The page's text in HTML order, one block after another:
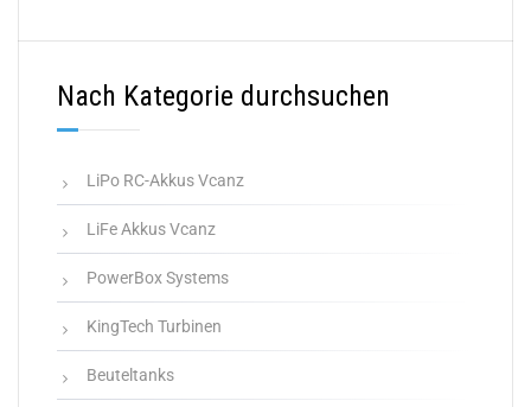
Nach Kategorie durchsuchen
LiPo RC-Akkus Vcanz
LiFe Akkus Vcanz
PowerBox Systems
KingTech Turbinen
Beuteltanks